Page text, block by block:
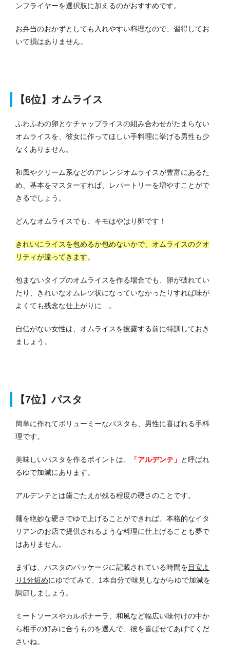
ンフライヤーを選択肢に加えるのがおすすめです。
お弁当のおかずとしても入れやすい料理なので、習得してお
いて損はありません。
【6位】オムライス
ふわふわの卵とケチャップライスの組み合わせがたまらない
オムライスを、彼女に作ってほしい手料理に挙げる男性も少
なくありません。
和風やクリーム系などのアレンジオムライスが豊富にあるた
め、基本をマスターすれば、レパートリーを増やすことがで
きるでしょう。
どんなオムライスでも、キモはやはり卵です！
きれいにライスを包めるか包めないかで、オムライスのクオ
リティが違ってきます。
包まないタイプのオムライスを作る場合でも、卵が破れてい
たり、きれいなオムレツ状になっていなかったりすれば味が
よくても残念な仕上がりに…。
自信がない女性は、オムライスを披露する前に特訓しておき
ましょう。
【7位】パスタ
簡単に作れてボリューミーなパスタも、男性に喜ばれる手料
理です。
美味しいパスタを作るポイントは、 「アルデンテ」 と呼ばれ
るゆで加減にあります。
アルデンテとは歯ごたえが残る程度の硬さのことです。
麺を絶妙な硬さでゆで上げることができれば、本格的なイタ
リアンのお店で提供されるような料理に仕上げることも夢で
はありません。
まずは、パスタのパッケージに記載されている時間を目安よ
り1分短めにゆでてみて、1本自分で味見しながらゆで加減を
調節しましょう。
ミートソースやカルボナーラ、和風など幅広い味付けの中か
ら相手の好みに合うものを選んで、彼を喜ばせてあげてくだ
さいね。